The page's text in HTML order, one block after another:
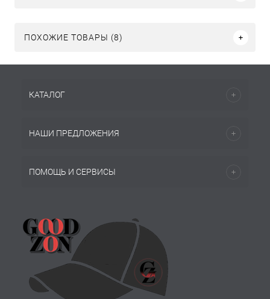
ПОХОЖИЕ ТОВАРЫ (8)
КАТАЛОГ
НАШИ ПРЕДЛОЖЕНИЯ
ПОМОЩЬ И СЕРВИСЫ